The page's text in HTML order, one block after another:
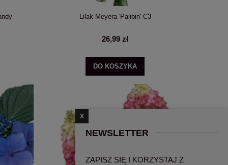
Lilak Meyera 'Palibin' C3
26,99 zł
DO KOSZYKA
NEWSLETTER
ZAPISZ SIĘ I KORZYSTAJ Z
X